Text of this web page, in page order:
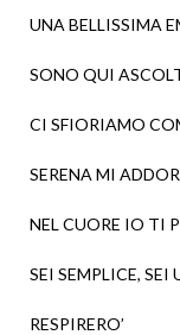
UNA BELLISSIMA
SONO QUI
CI SFIORIAMO
SERENA MI
NEL CUORE IO TI
SEI SEMPLICE, SEI
RESPIRERO’